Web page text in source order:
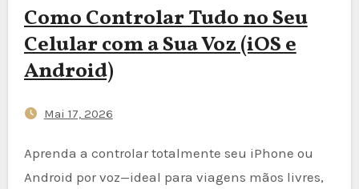
Como Controlar Tudo no Seu
Celular com a Sua Voz (iOS e
Android)
Mai 17, 2026
Aprenda a controlar totalmente seu iPhone ou
Android por voz—ideal para viagens mãos livres,